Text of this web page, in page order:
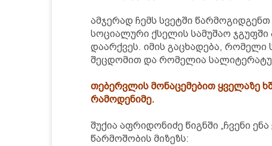
ამჯერად ჩემს სვეტში
სოციალური ქსელის სამუშაო ჯგუფში
დაარქვეს. იმის გაცხადება, რომელი
შეცდომით და რომელია
თებერვლის მონაცემებით ყველაზე
რამოდენიმე.
შუქია აფრიდონიძე წიგნში „ჩვენი
წარმოშობის მიზეზს: